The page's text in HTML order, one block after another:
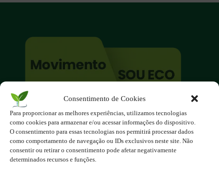
Consentimento de Cookies
Para proporcionar as melhores experiências, utilizamos tecnologias
como cookies para armazenar e/ou acessar informações do dispositivo.
O consentimento para essas tecnologias nos permitirá processar dados
como comportamento de navegação ou IDs exclusivos neste site. Não
consentir ou retirar o consentimento pode afetar negativamente
determinados recursos e funções.
O site é um movimento ambientalista!
Participe você também!
Podemos fazer muito
se nos unirmos!
Inscreva-se na Newsletter